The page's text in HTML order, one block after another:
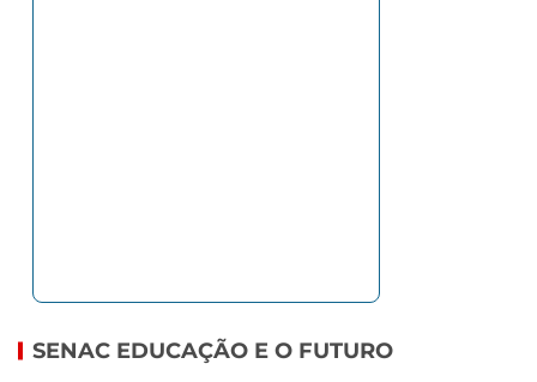
SENAC EDUCAÇÃO E O FUTURO